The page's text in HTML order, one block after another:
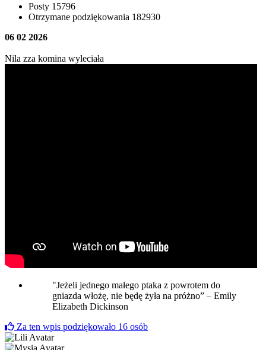
Posty 15796
Otrzymane podziękowania 182930
06 02 2026
Nila zza komina wyleciała
"Jeżeli jednego małego ptaka z powrotem do
gniazda włożę, nie będę żyła na próżno” – Emily
Elizabeth Dickinson
Za ten wpis podziękowało 16 osób